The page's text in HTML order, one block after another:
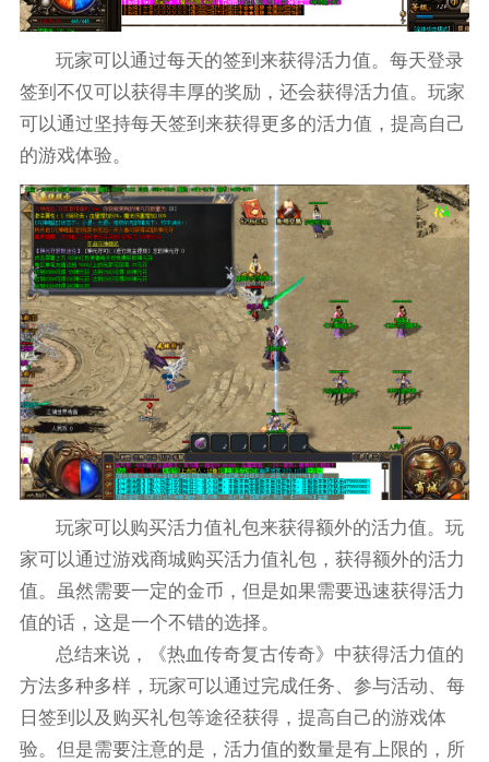
玩家可以通过每天的签到来获得活力值。每天登录
签到不仅可以获得丰厚的奖励，还会获得活力值。玩家
可以通过坚持每天签到来获得更多的活力值，提高自己
的游戏体验。
玩家可以购买活力值礼包来获得额外的活力值。玩
家可以通过游戏商城购买活力值礼包，获得额外的活力
值。虽然需要一定的金币，但是如果需要迅速获得活力
值的话，这是一个不错的选择。
总结来说，《热血传奇复古传奇》中获得活力值的
方法多种多样，玩家可以通过完成任务、参与活动、每
日签到以及购买礼包等途径获得，提高自己的游戏体
验。但是需要注意的是，活力值的数量是有上限的，所